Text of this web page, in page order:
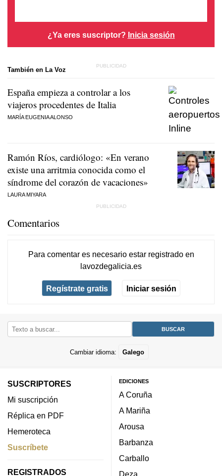
¿Ya eres suscriptor? Inicia sesión
También en La Voz
España empieza a controlar a los
viajeros procedentes de Italia
MARÍA EUGENIA ALONSO
Ramón Ríos, cardiólogo: «En verano
existe una arritmia conocida como el
síndrome del corazón de vacaciones»
LAURA MIYARA
Comentarios
Para comentar es necesario estar registradoen
lavozdegalicia.es
Regístrate gratis Iniciar sesión
Cambiar idioma: Galego
SUSCRIPTORES
Mi suscripción
Réplica en PDF
Hemeroteca
Suscríbete
REGISTRADOS
EDICIONES
A Coruña
A Mariña
Arousa
Barbanza
Carballo